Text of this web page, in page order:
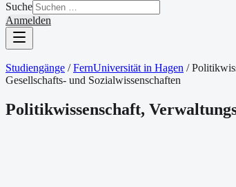
Suche
Anmelden
Studiengänge / FernUniversität in Hagen /
Gesellschafts- und Sozialwissenschaften
Politikwissenschaft,